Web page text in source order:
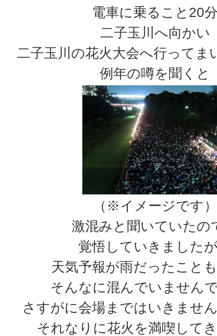
電車に乗ること20
二子玉川へ向かい
二子玉川の花火大会へ行ってま
例年の噂を聞くと
（※イメージです）
激混みと聞いていたの
覚悟していきました
天気予報が雨だったこと
そんなに混んでいません
さすがに会場まではいきませ
それなりに花火を満喫して